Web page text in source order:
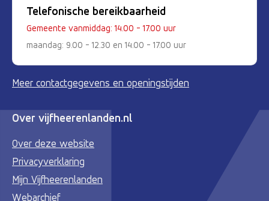
Telefonische bereikbaarheid
Gemeente vanmiddag: 14.00 - 17.00 uur
maandag: 9.00 - 12.30 en 14.00 - 17.00 uur
Meer contactgegevens en openingstijden
Over vijfheerenlanden.nl
Over deze website
Privacyverklaring
Mijn Vijfheerenlanden
Webarchief